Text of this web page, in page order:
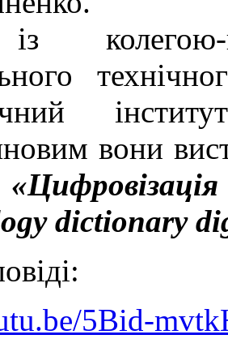
колегою-
вони
dictionary
5Bid-